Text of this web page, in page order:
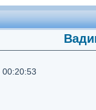
00:20:53